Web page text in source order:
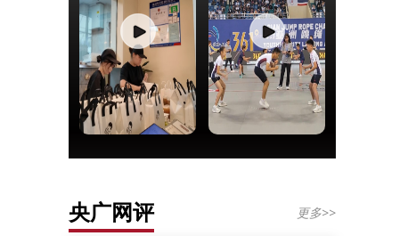
央广网评 更多>>